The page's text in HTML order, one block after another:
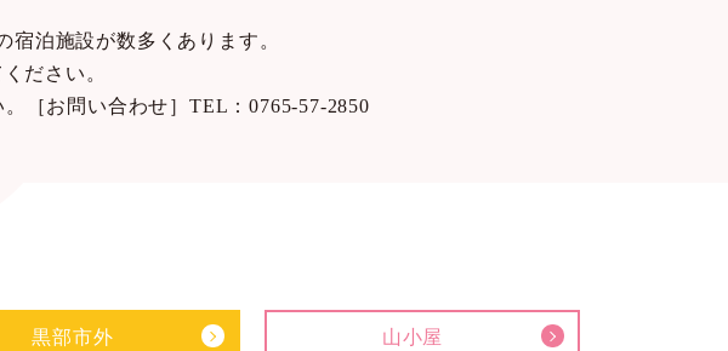
泊施設が数多くあります。
ださい。
［お問い合わせ］TEL：0765-57-2850
黒部市外 山小屋